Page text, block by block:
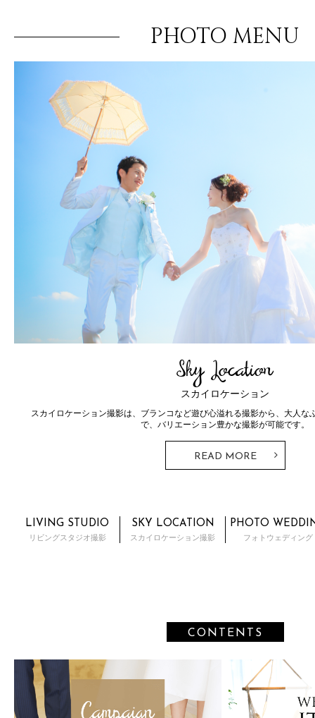
PHOTO MENU
Sky Location
スカイロケーション
スカイロケーション撮影は、ブランコなど遊び心溢れる撮影から、大人な
で、バリエーション豊かな撮影が可能です。
READ MORE
LIVING STUDIO
リビングスタジオ撮影
SKY LOCATION
スカイロケーション撮影
PHOTO
フォトウェディング
CONTENTS